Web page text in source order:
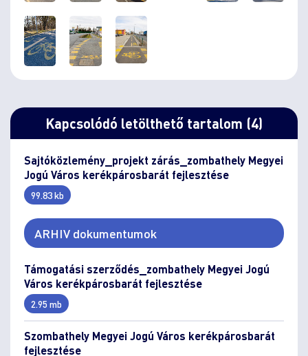
Kapcsolódó letölthető tartalom (4)
Sajtóközlemény_projekt zárás_zombathely Megyei
Jogú Város kerékpárosbarát fejlesztése
99.83 kb
ARHIV dokumentumok
Támogatási szerződés_zombathely Megyei Jogú
Város kerékpárosbarát fejlesztése
2.95 mb
Szombathely Megyei Jogú Város kerékpárosbarát
fejlesztése